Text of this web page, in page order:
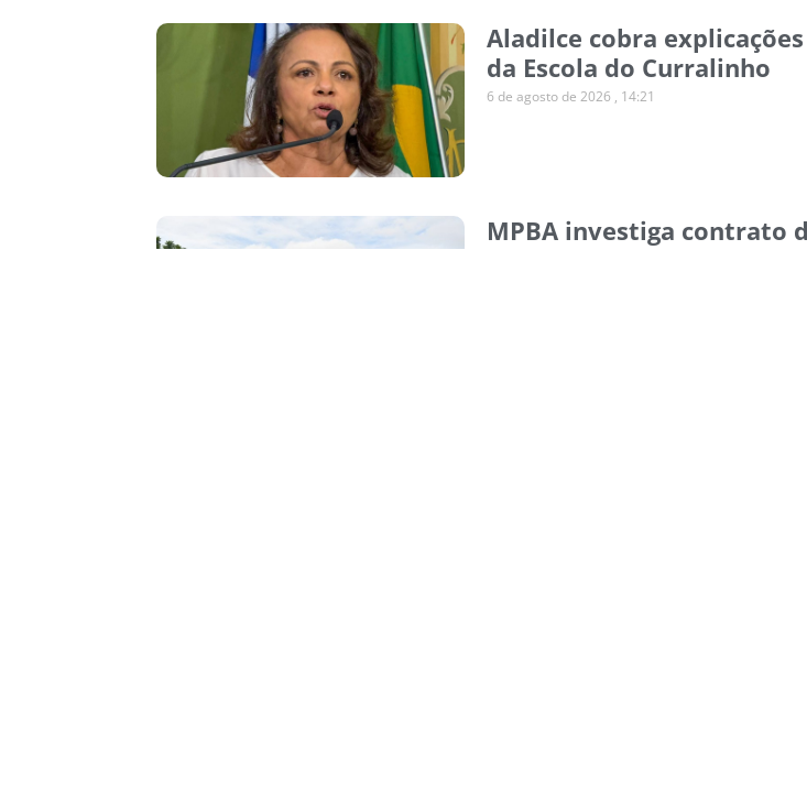
Aladilce cobra
da Escola do Curralinho
6 de agosto de 2026 14:21
MPBA investiga contrato